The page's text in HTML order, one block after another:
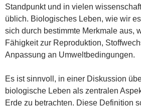
Standpunkt und in vielen
üblich. Biologisches Leben, wie wir
sich durch bestimmte Merkmale aus,
Fähigkeit zur Reproduktion,
Anpassung an Umweltbedingungen.
Es ist sinnvoll, in einer Diskussion
biologische Leben als zentralen
Erde zu betrachten. Diese Definition